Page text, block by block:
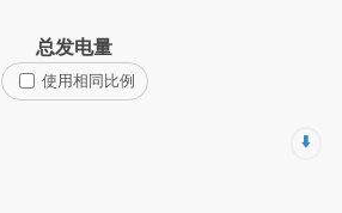
总发电量
使用相同比例
⬇️